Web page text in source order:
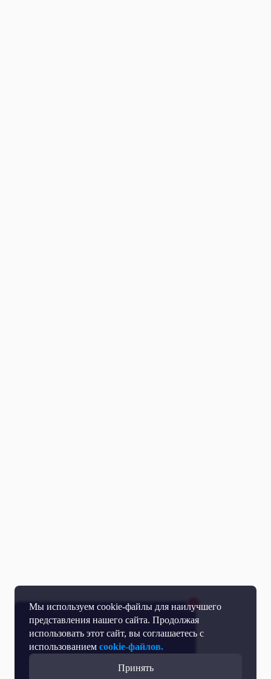
Мы используем cookie-файлы для наилучшего
представления нашего сайта. Продолжая
использовать этот сайт, вы соглашаетесь с
использованием cookie-файлов.
Принять